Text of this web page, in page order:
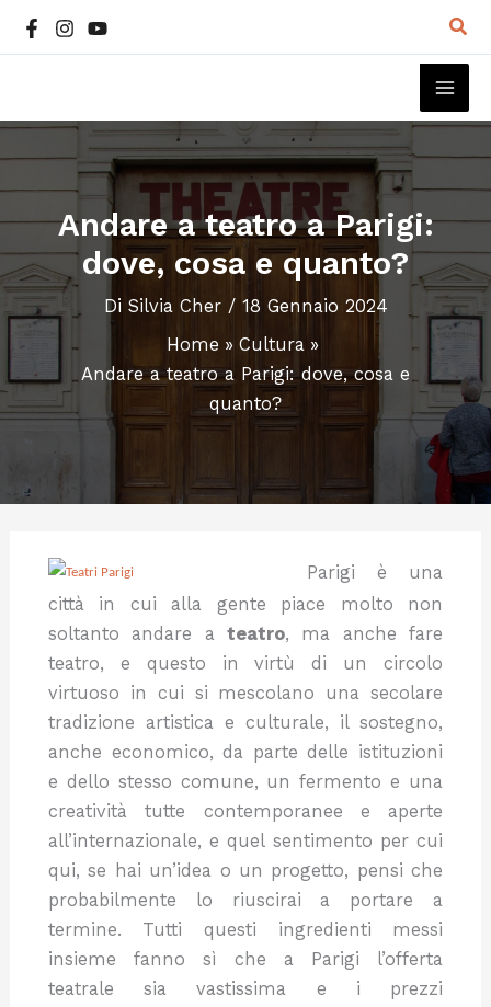
Andare a teatro a Parigi:
dove, cosa e quanto?
Di Silvia Cher / 18 Gennaio 2024
Home
Cultura
Andare a teatro a Parigi: dove, cosa e
quanto?
Parigi è una
città in cui alla gente piace molto non
soltanto andare a teatro, ma anche fare
teatro, e questo in virtù di un circolo
virtuoso in cui si mescolano una secolare
tradizione artistica e culturale, il sostegno,
anche economico, da parte delle istituzioni
e dello stesso comune, un fermento e una
creatività tutte contemporanee e aperte
all’internazionale, e quel sentimento per cui
qui, se hai un’idea o un progetto, pensi che
probabilmente lo riuscirai a portare a
termine. Tutti questi ingredienti messi
insieme fanno sì che a Parigi l’offerta
teatrale sia vastissima e i prezzi